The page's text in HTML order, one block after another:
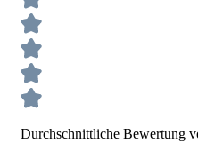
Durchschnittliche Bewertung